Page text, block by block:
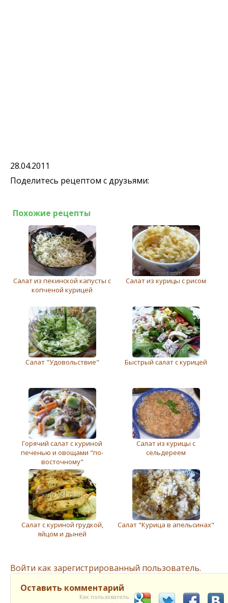
28.04.2011
Поделитесь рецептом с друзьями:
Похожие рецепты
Cалат из пекинской капусты с
копченой курицей
Салат из курицы с рисом
Салат "Удовольствие" Быстрый салат с курицей
Горячий салат с куриной
печенью и овощами "по-
восточному"
Салат из курицы с
сeльдeрeeм
Салат с куриной грудкой,
яйцом и дыней
Салат "Курица в апельсинах"
Войти как зарегистрированный пользователь.
Оставить комментарий
Как пользователь